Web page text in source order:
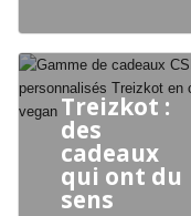
Treizkot :
des
cadeaux
qui ont du
sens